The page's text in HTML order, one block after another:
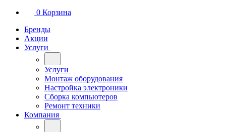
0 Корзина
Бренды
Акции
Услуги
Услуги
Монтаж оборудования
Настройка электроники
Сборка компьютеров
Ремонт техники
Компания